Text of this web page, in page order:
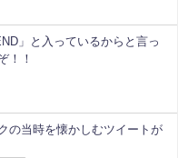
」と入っているからと言っ
！！
の当時を懐かしむツイートが